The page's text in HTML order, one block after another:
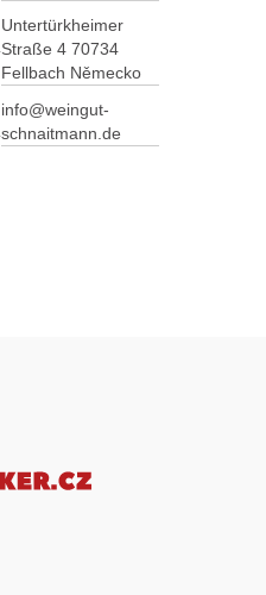
Untertürkheimer
Straße 4 70734
Fellbach Německo
info@weingut-
schnaitmann.de